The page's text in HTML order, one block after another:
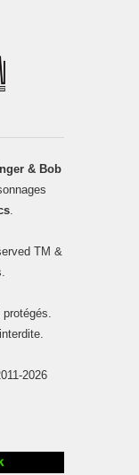
& Bob
.
TM &
protégés.
2026